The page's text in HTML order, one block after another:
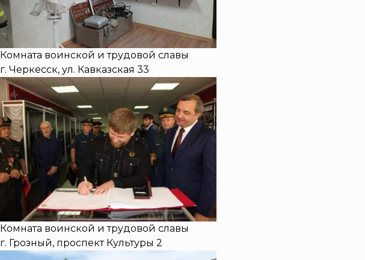
Комната воинской и трудовой славы
г. Черкесск, ул. Кавказская 33
Комната воинской и трудовой славы
г. Грозный, проспект Культуры 2